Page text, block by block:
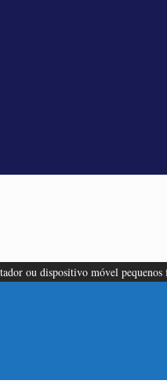
ou dispositivo móvel